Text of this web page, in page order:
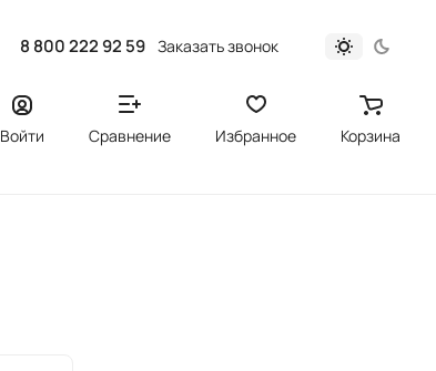
8 800 222 92 59 Заказать звонок
Войти Сравнение Избранное Корзина